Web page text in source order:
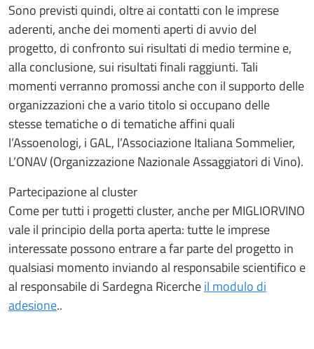
Sono previsti quindi, oltre ai contatti con le imprese
aderenti, anche dei momenti aperti di avvio del
progetto, di confronto sui risultati di medio termine e,
alla conclusione, sui risultati finali raggiunti. Tali
momenti verranno promossi anche con il supporto delle
organizzazioni che a vario titolo si occupano delle
stesse tematiche o di tematiche affini quali
l’Assoenologi, i GAL, l’Associazione Italiana Sommelier,
L’ONAV (Organizzazione Nazionale Assaggiatori di Vino).
Partecipazione al cluster
Come per tutti i progetti cluster, anche per MIGLIORVINO
vale il principio della porta aperta: tutte le imprese
interessate possono entrare a far parte del progetto in
qualsiasi momento inviando al responsabile scientifico e
al responsabile di Sardegna Ricercheil modulo di
adesione..